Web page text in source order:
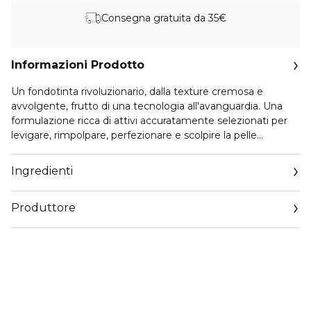
Consegna gratuita da 35€
Informazioni Prodotto
Un fondotinta rivoluzionario, dalla texture cremosa e
avvolgente, frutto di una tecnologia all'avanguardia. Una
formulazione ricca di attivi accuratamente selezionati per
levigare, rimpolpare, perfezionare e scolpire la pelle
E' in sintesi il segreto di bellezza definitivo per un incarnato
impeccabile e naturalmente "filtrato". Long lasting 12H.
Idratazione prolungata 12H
Ingredienti
Produttore